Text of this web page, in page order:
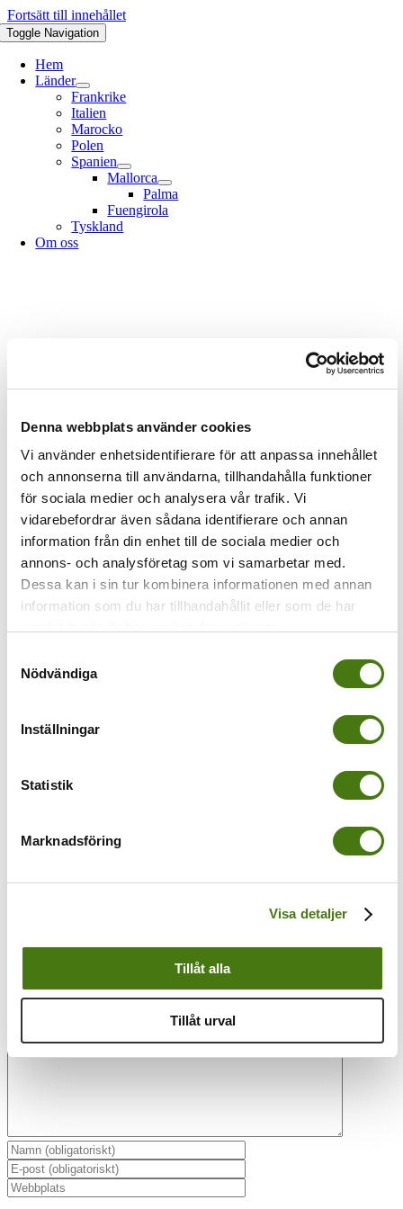
Denna webbplats använder cookies
Vi använder enhetsidentifierare för att anpassa innehållet
och annonserna till användarna, tillhandahålla funktioner
för sociala medier och analysera vår trafik. Vi
vidarebefordrar även sådana identifierare och annan
information från din enhet till de sociala medier och
annons- och analysföretag som vi samarbetar med.
Dessa kan i sin tur kombinera informationen med annan
information som du har tillhandahållit eller som de har
Nödvändiga
Inställningar
Statistik
Marknadsföring
Visa detaljer
Tillåt alla
Tillåt urval
Fortsätt till innehållet
Toggle Navigation
Hem
Länder
Frankrike
Italien
Marocko
Polen
Spanien
Mallorca
Palma
Fuengirola
Tyskland
Om oss
Föregående
venedig-parkering
AvAnna Kleinwichs Magnusson 2016-12-04T20:15:15+01:004
Share This Story, Choose Your Platform!
Magnusson
Lämna en kommentar